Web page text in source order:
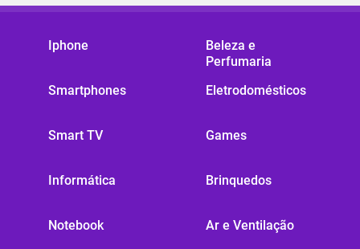
Iphone
Smartphones
Smart TV
Informática
Notebook
Beleza e
Perfumaria
Eletrodomésticos
Games
Brinquedos
Ar e Ventilação